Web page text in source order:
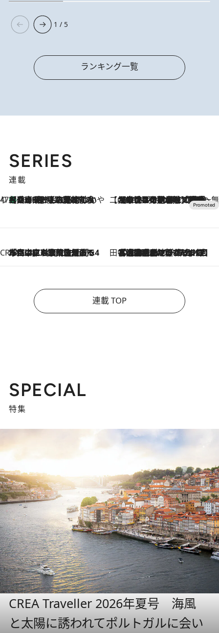
1 / 5
ランキング一覧
SERIES
連載
47都道府県の手みやげ ひんやりスイーツで夏を満喫
2026.8.8
【兵庫県】この夏絶対食べたい 冷やしておいしいおやつ3選 淡路島の恵みをジェラートに集約 【CREA×星野リゾート】唯一無二。癒しと発見が待つ場所へ
2026.8.7
【トンボの足水浴】ヒノキの香りに包まれて涼感マックス！約13℃の湧水かけ流しを避暑地「星野温泉 トンボの湯」で体験
CREA'S CHOICE
2026.8.7
「立川にも歌舞伎があるんだよ」 片岡仁左衛門・市川中車ら豪華座組みで4年目の立川立飛歌舞伎へ 田中稲の勝手に再ブーム
2026.8.7
「湘南乃風に憧れて」観客大盛上がりの“タオル回し”に、ラッパー顔負けの高速歌唱まで…さだまさし（74）のアグレッシブすぎる現在地
連載 TOP
SPECIAL
特集
CREA Traveller 2026年夏号 海風
と太陽に誘われてポルトガルに会い